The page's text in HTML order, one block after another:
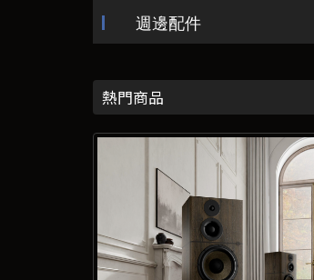
週邊配件
熱門商品